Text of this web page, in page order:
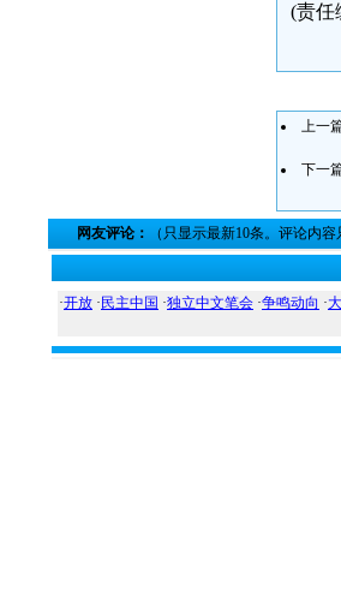
(责任
上一
下一
网友评论： （只显示最新10条。评论内
·开放 · 民主中国 ·独立中文笔会 ·争鸣动向 ·